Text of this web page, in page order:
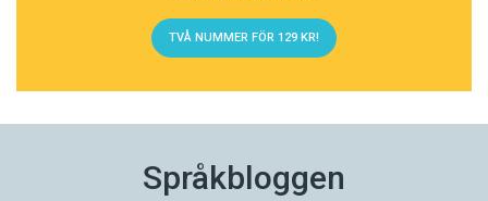
TVÅ NUMMER FÖR 129 KR!
Språkbloggen